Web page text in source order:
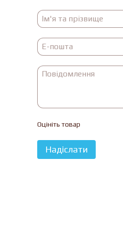
Оцініть товар
Надіслати